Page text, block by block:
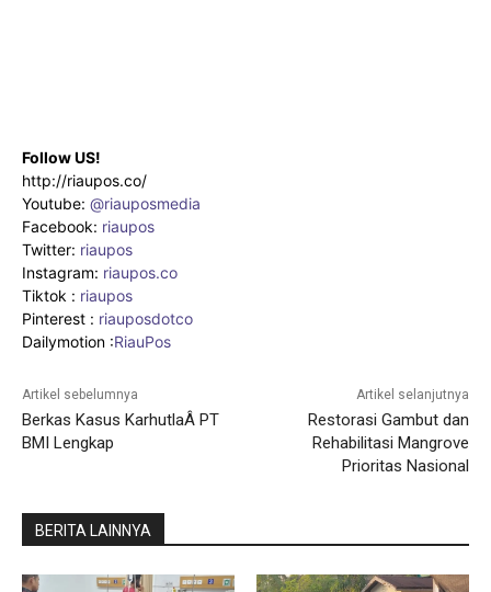
Follow US!
http://riaupos.co/
Youtube: @riauposmedia
Facebook: riaupos
Twitter: riaupos
Instagram: riaupos.co
Tiktok : riaupos
Pinterest : riauposdotco
Dailymotion :RiauPos
Artikel sebelumnya
Berkas Kasus KarhutlaÂ PT
BMI Lengkap
Artikel selanjutnya
Restorasi Gambut dan
Rehabilitasi Mangrove
Prioritas Nasional
BERITA LAINNYA